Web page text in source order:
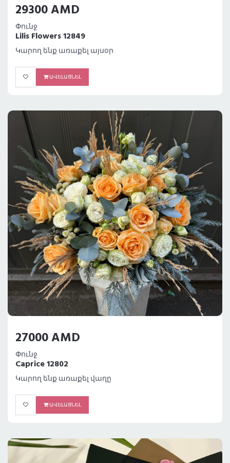
29300 AMD
Փունջ
Lilis Flowers 12849
Կարող ենք առաքել այսօր
ԱՎԵԼԱՑՆԵԼ
27000 AMD
Փունջ
Caprice 12802
Կարող ենք առաքել վաղը
ԱՎԵԼԱՑՆԵԼ